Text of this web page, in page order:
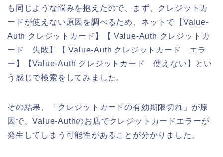
も同じような悩みを抱えたので、まず、クレジットカ
ードが使えない原因を調べるため、ネットで【Value-
Auth クレジットカード】【 Value-Auth クレジットカ
ード 失敗】【 Value-Auth クレジットカード エラ
ー】【Value-Auth クレジットカード 使えない】とい
う感じで検索をしてみました。
その結果、「クレジットカードの有効期限切れ」が原
因で、Value-Authのお店でクレジットカードエラーが
発生してしまう可能性があることが分かりました。